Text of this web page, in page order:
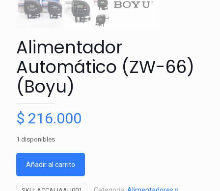
Alimentador
Automático (ZW-66)
⁠(Boyu)
$ 216.000
1 disponibles
Añadir al carrito